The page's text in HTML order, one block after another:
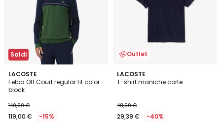
Saldi
LACOSTE
Felpa Off Court regular fit color
block
140,00 €
119,00 € -15%
Outlet
LACOSTE
T-shirt maniche corte
48,99 €
29,39 € -40%
4
/
2
Colori